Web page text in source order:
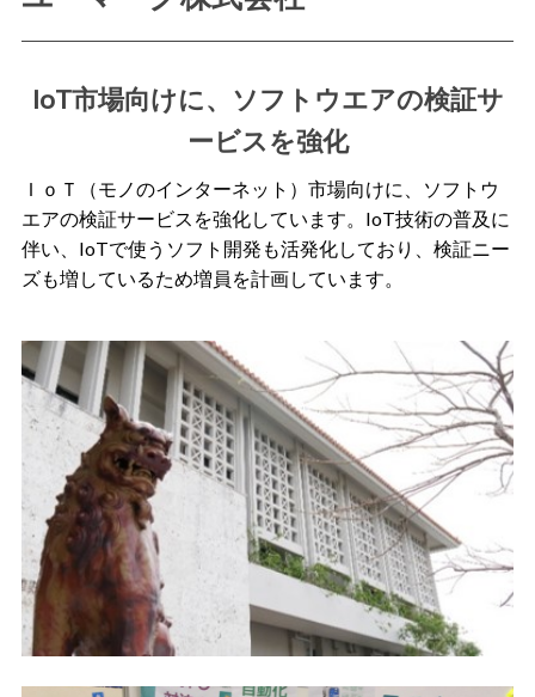
IoT市場向けに、ソフトウエアの検証サ
ービスを強化
ＩｏＴ（モノのインターネット）市場向けに、ソフトウ
エアの検証サービスを強化しています。IoT技術の普及に
伴い、IoTで使うソフト開発も活発化しており、検証ニー
ズも増しているため増員を計画しています。